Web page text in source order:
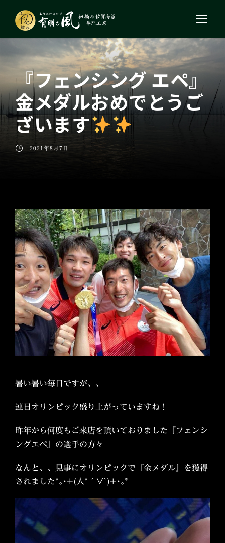
『フェンシング エペ』
金メダルおめでとうご
ざいます
2021年8月7日
暑い暑い毎日ですが、、
連日オリンピック盛り上がっていますね！
昨年から何度もご来店を頂いておりました『フェンシ
ングエペ』の選手の方々
なんと、、見事にオリンピックで『金メダル』を獲得
されました*｡･+(人*´∀`)+･｡*